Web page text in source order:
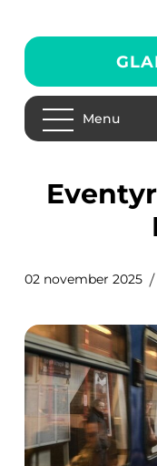
Menu
Eventyrlige togrejser i
02 november 2025